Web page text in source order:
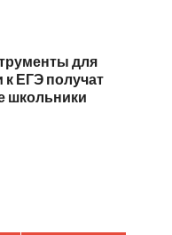
для
к ЕГЭ получат
школьники